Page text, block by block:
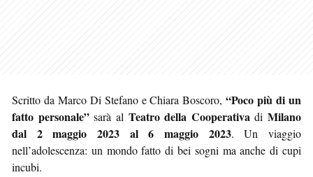
Scritto da Marco Di Stefano e Chiara Boscoro,“Poco più di un
fatto personale”sarà al Teatro della Cooperativa di Milano
dal 2 maggio 2023 al 6 maggio 2023. Un viaggio
nell’adolescenza: un mondo fatto di bei sogni ma anche di cupi
incubi.